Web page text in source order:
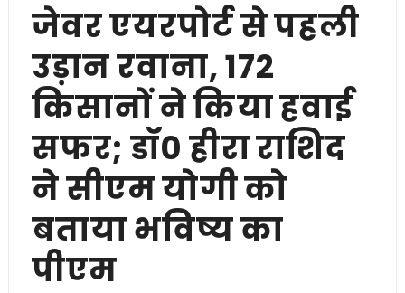
जेवर एयरपोर्ट से पहली
उड़ान रवाना, 172
किसानों ने किया हवाई
सफर; डॉ0 हीरा राशिद
ने सीएम योगी को
बताया भविष्य का
पीएम